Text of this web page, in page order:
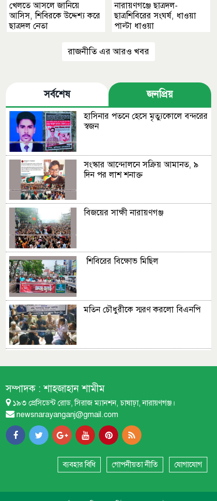
খেলতে আসলে জানিয়ে
আসিস, শিবিরকে উদ্দেশ্য করে
ছাত্রদল নেতা
নারায়ণগঞ্জে ছাত্রদল-
ছাত্রশিবিরের সংঘর্ষ, ধাওয়া
পাল্টা ধাওয়া
রাজনীতি এর আরও খবর
সর্বশেষ জনপ্রিয়
হাসিনার পতনে হেসে মৃত্যুকোলে বন্দরের
স্বজন
সংস্কার আন্দোলনে সক্রিয় আমানত, ৯
দিন পর লাশ শনাক্ত
বিজয়ের সাক্ষী নারায়ণগঞ্জ
শিবিরের বিক্ষোভ মিছিল
মতিন চৌধুরীকে স্মরণ করলো বিএনপি
সমাবেশ
শীতলক্ষ্যার পাড়ে ওয়াকওয়েতে ছাত্রীকে
লাথি, ভিডিও ভাইরাল
বৃষ্টিতে ভিজে ইসলামী আন্দোলনের গণ
মিছিল
সম্পাদক :শাহজাহান শামীম
১৯৩ প্রেসিডেন্ট রোড, সিরাজ ম্যানশন, চাষাঢ়া, নারায়ণগঞ্জ।
newsnarayanganj@gmail.com
ব্যবহার বিধি গোপনীয়তা নীতি যোগাযোগ